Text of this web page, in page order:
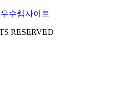
RESERVED